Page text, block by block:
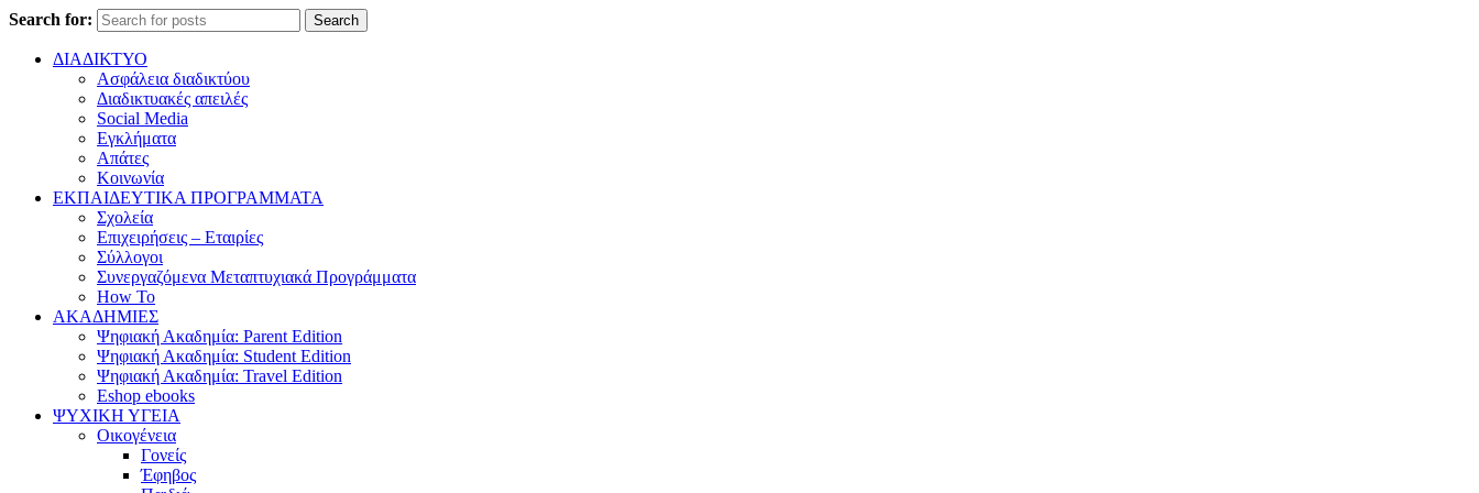
Search for: Search
ΔΙΑΔΙΚΤΥΟ
Ασφάλεια διαδικτύου
Διαδικτυακές απειλές
Social Media
Εγκλήματα
Απάτες
Κοινωνία
ΕΚΠΑΙΔΕΥΤΙΚΑ ΠΡΟΓΡΑΜΜΑΤΑ
Σχολεία
Επιχειρήσεις – Εταιρίες
Σύλλογοι
Συνεργαζόμενα Μεταπτυχιακά Προγράμματα
How To
ΑΚΑΔΗΜΙΕΣ
Ψηφιακή Ακαδημία: Parent Edition
Ψηφιακή Ακαδημία: Student Edition
Ψηφιακή Ακαδημία: Travel Edition
Eshop ebooks
ΨΥΧΙΚΗ ΥΓΕΙΑ
Οικογένεια
Γονείς
Έφηβος